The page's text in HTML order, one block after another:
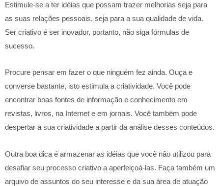
Estimule-se a ter idéias que possam trazer melhorias seja para
as suas relações pessoais, seja para a sua qualidade de vida.
Ser criativo é ser inovador, portanto, não siga fórmulas de
sucesso.
Procure pensar em fazer o que ninguém fez ainda. Ouça e
converse bastante, isto estimula a criatividade. Você pode
encontrar boas fontes de informação e conhecimento em
revistas, livros, na Internet e em jornais. Você também pode
despertar a sua criatividade a partir da análise desses conteúdos.
Outra boa dica é armazenar as idéias que você não utilizou para
desafiar seu processo criativo a aperfeiçoá-las. Faça também um
arquivo de assuntos do seu interesse e da sua área de atuação